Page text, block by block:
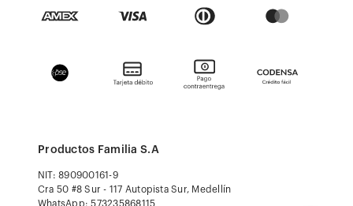
Productos Familia S.A
NIT: 890900161-9
Cra 50 #8 Sur - 117 Autopista Sur, Medellín
WhatsApp: 573235868115